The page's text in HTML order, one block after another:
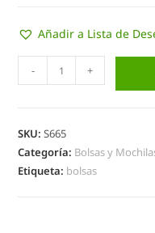
Añadir a Lista de
- +
SKU:S665
Categoría: Bolsas y
Etiqueta: bolsas